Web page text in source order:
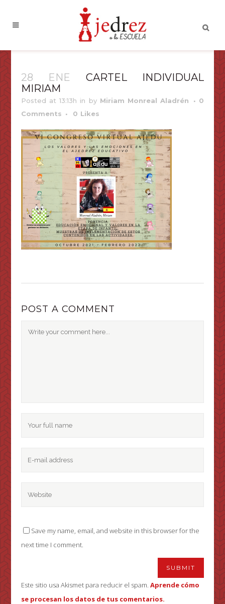
28 ENE CARTEL INDIVIDUAL
MIRIAM
Posted at 13:13h in by Miriam Monreal Aladrén
0
Comments
0 Likes
POST A COMMENT
Save my name, email, and website in this browser for the
next time I comment.
Este sitio usa Akismet para reducir el spam.Aprende cómo
se procesan los datos de tus comentarios.